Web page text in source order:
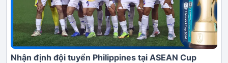
Nhận định đội tuyển Philippines tại ASEAN Cup